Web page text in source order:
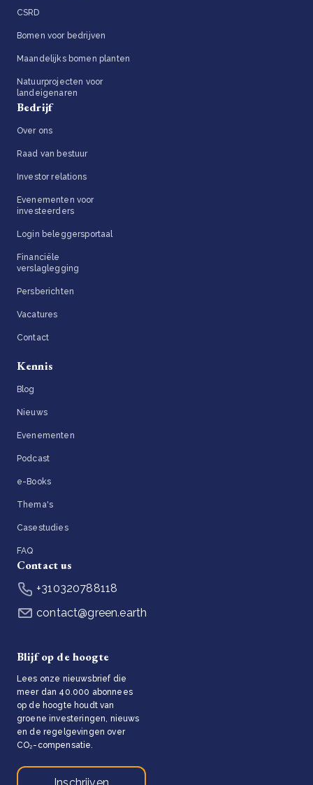
CSRD
Bomen voor bedrijven
Maandelijks bomen planten
Natuurprojecten voor
landeigenaren
Bedrijf
Over ons
Raad van bestuur
Investor relations
Evenementen voor
investeerders
Login beleggersportaal
Financiële
verslaglegging
Persberichten
Vacatures
Contact
Kennis
Blog
Nieuws
Evenementen
Podcast
e-Books
Thema's
Casestudies
FAQ
Contact us
+310320788118
contact@green.earth
Blijf op de hoogte
Lees onze nieuwsbrief die
meer dan 40.000 abonnees
op de hoogte houdt van
groene investeringen, nieuws
en de regelgevingen over
CO₂-compensatie.